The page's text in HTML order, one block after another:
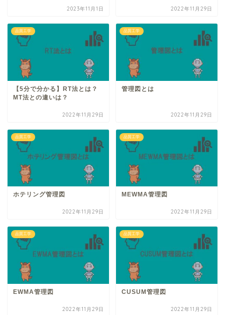
2023年11月1日 2022年11月29日
品質工学
【5分で分かる】RT法とは？
MT法との違いは？
2022年11月29日
品質工学
管理図とは
2022年11月29日
品質工学
ホテリング管理図
2022年11月29日
品質工学
MEWMA管理図
2022年11月29日
品質工学
EWMA管理図
2022年11月29日
品質工学
CUSUM管理図
2022年11月29日